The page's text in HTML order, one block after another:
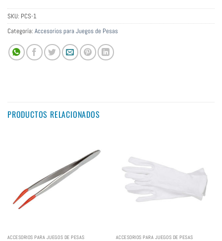
SKU: PCS-1
Categoría: Accesorios para Juegos de Pesas
PRODUCTOS RELACIONADOS
ACCESORIOS PARA JUEGOS DE PESAS ACCESORIOS PARA JUEGOS DE PESAS